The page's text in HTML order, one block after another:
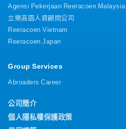
Agensi Pekerjaan Reeracoen Malaysia
立樂高園人資顧問公司
Reeracoen Vietnam
Reeracoen Japan
Group Services
Abroaders Career
公司簡介
個人隱私權保護政策